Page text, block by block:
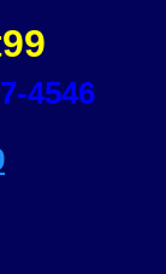
4546